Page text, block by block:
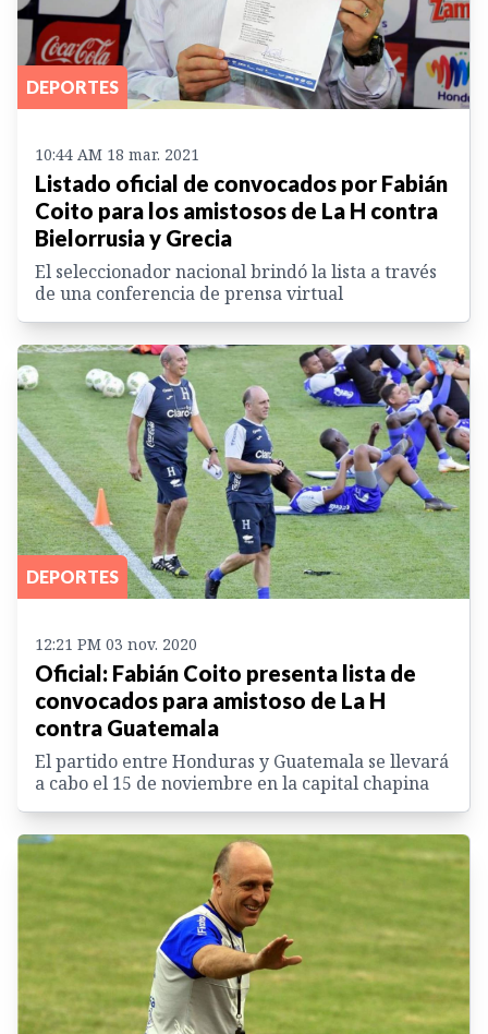
DEPORTES
10:44 AM 18 mar. 2021
Listado oficial de convocados por Fabián
Coito para los amistosos de La H contra
Bielorrusia y Grecia
El seleccionador nacional brindó la lista a través
de una conferencia de prensa virtual
DEPORTES
12:21 PM 03 nov. 2020
Oficial: Fabián Coito presenta lista de
convocados para amistoso de La H
contra Guatemala
El partido entre Honduras y Guatemala se llevará
a cabo el 15 de noviembre en la capital chapina